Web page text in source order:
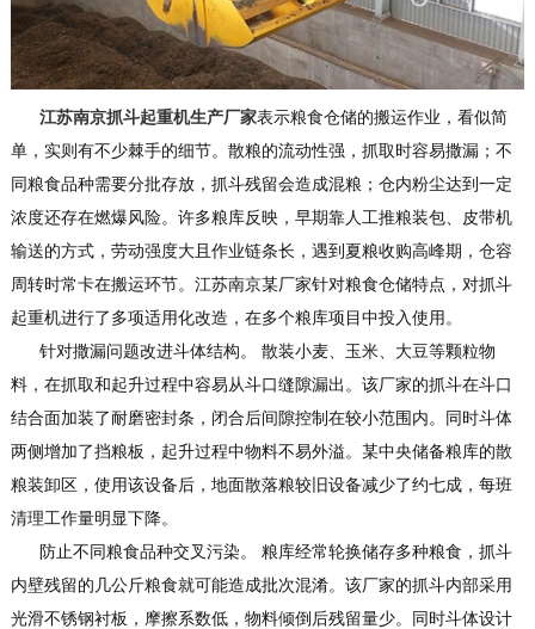
江苏南京抓斗起重机生产厂家表示粮食仓储的搬运作业，看似简
单，实则有不少棘手的细节。散粮的流动性强，抓取时容易撒漏；不
同粮食品种需要分批存放，抓斗残留会造成混粮；仓内粉尘达到一定
浓度还存在燃爆风险。许多粮库反映，早期靠人工推粮装包、皮带机
输送的方式，劳动强度大且作业链条长，遇到夏粮收购高峰期，仓容
周转时常卡在搬运环节。江苏南京某厂家针对粮食仓储特点，对抓斗
起重机进行了多项适用化改造，在多个粮库项目中投入使用。
针对撒漏问题改进斗体结构。 散装小麦、玉米、大豆等颗粒物
料，在抓取和起升过程中容易从斗口缝隙漏出。该厂家的抓斗在斗口
结合面加装了耐磨密封条，闭合后间隙控制在较小范围内。同时斗体
两侧增加了挡粮板，起升过程中物料不易外溢。某中央储备粮库的散
粮装卸区，使用该设备后，地面散落粮较旧设备减少了约七成，每班
清理工作量明显下降。
防止不同粮食品种交叉污染。 粮库经常轮换储存多种粮食，抓斗
内壁残留的几公斤粮食就可能造成批次混淆。该厂家的抓斗内部采用
光滑不锈钢衬板，摩擦系数低，物料倾倒后残留量少。同时斗体设计